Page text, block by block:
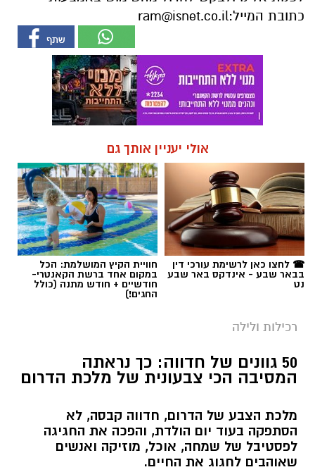
כתובת המייל:ram@isnet.co.il
אולי יעניין אותך גם
☎ לחצו כאן לרשימת עורכי דין
בבאר שבע - אינדקס באר שבע
נט
חוויית הקיץ המושלמת: הכל
במקום אחד ברשת הקאנטרי-
חודשיים + חודש מתנה (כולל
החגים!)
רכילות ולילה
50 גוונים של חדווה: כך נראתה
המסיבה הכי צבעונית של מלכת הדרום
מלכת הצבע של הדרום, חדווה קבסה, לא
הסתפקה בעוד יום הולדת, והפכה את החגיגה
לפסטיבל של שמחה, אוכל, מוזיקה ואנשים
שאוהבים לחגוג את החיים.